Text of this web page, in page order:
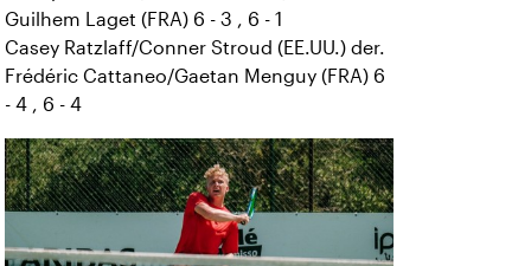
Guilhem Laget (FRA) 6 - 3 , 6 - 1
Casey Ratzlaff/Conner Stroud (EE.UU.) der.
Frédéric Cattaneo/Gaetan Menguy (FRA) 6
- 4 , 6 - 4